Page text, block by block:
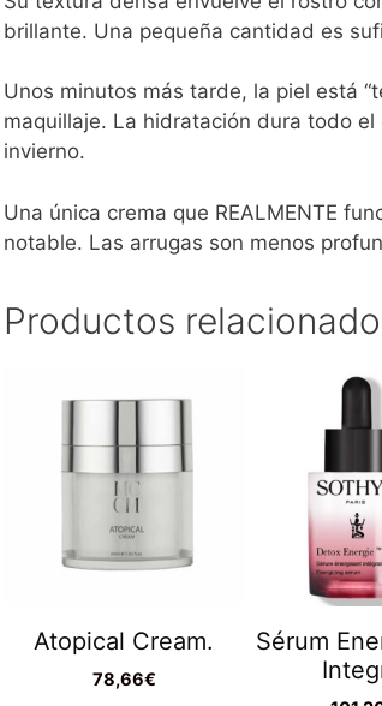
brillante. Una pequeña cantidad es
Unos minutos más tarde, la piel está
maquillaje. La hidratación dura todo
invierno.
Una única crema que REALMENTE
notable. Las arrugas son menos
Productos
Atopical Cream.
78,66€
Sérum